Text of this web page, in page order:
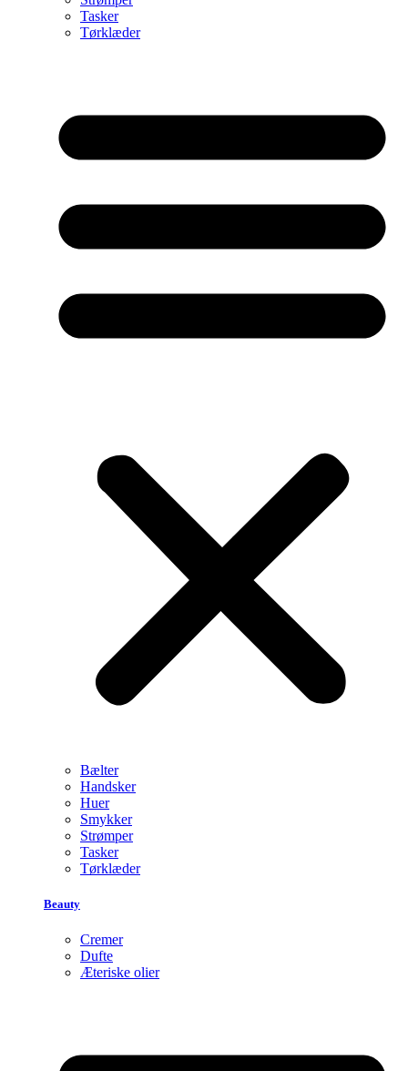
Tasker
Tørklæder
Bælter
Handsker
Huer
Smykker
Strømper
Tasker
Tørklæder
Beauty
Cremer
Dufte
Æteriske olier